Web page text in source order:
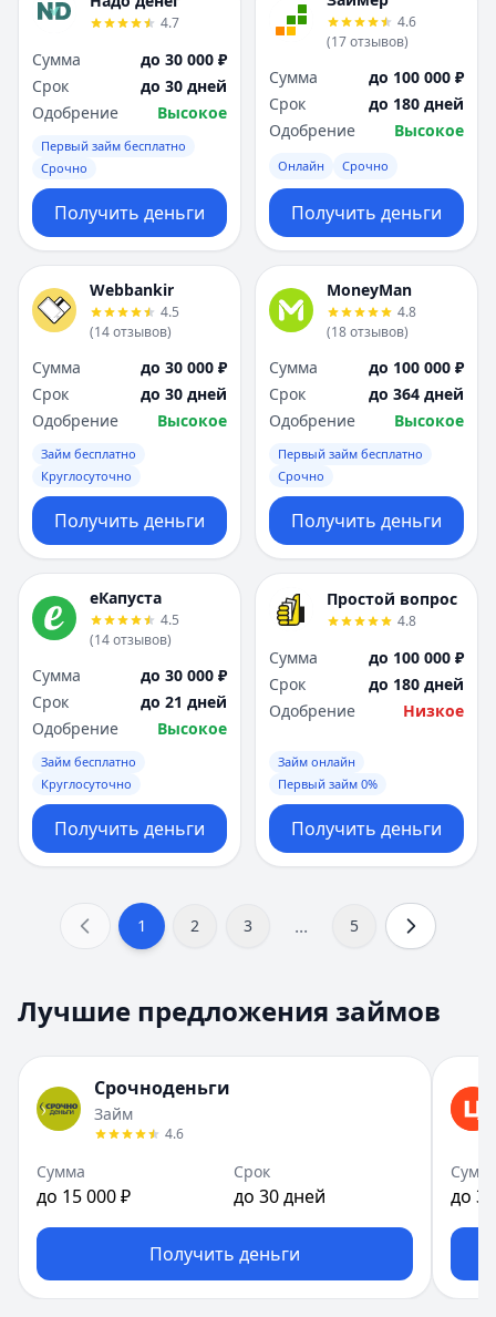
4.7
Сумма
до 30 000 ₽
Срок
до 30 дней
Одобрение
Высокое
Первый займ бесплатно
Срочно
Получить деньги
4.6
(17отзывов)
Сумма
до 100 000 ₽
Срок
до 180 дней
Одобрение
Высокое
Онлайн Срочно
Получить деньги
Webbankir
4.5
(14отзывов)
Сумма
до 30 000 ₽
Срок
до 30 дней
Одобрение
Высокое
Займ бесплатно
Круглосуточно
Получить деньги
MoneyMan
4.8
(18отзывов)
Сумма
до 100 000 ₽
Срок
до 364 дней
Одобрение
Высокое
Первый займ бесплатно
Срочно
Получить деньги
еКапуста
4.5
(14отзывов)
Сумма
до 30 000 ₽
Срок
до 21 дней
Одобрение
Высокое
Займ бесплатно
Круглосуточно
Получить деньги
Простой вопрос
4.8
Сумма
до 100 000 ₽
Срок
до 180 дней
Одобрение
Низкое
Займ онлайн
Первый займ 0%
Получить деньги
1 2 3 ... 5
Лучшие предложения займов
Срочноденьги
Займ
4.6
Сумма
до 15 000 ₽
Срок
до 30 дней
Получить деньги
до